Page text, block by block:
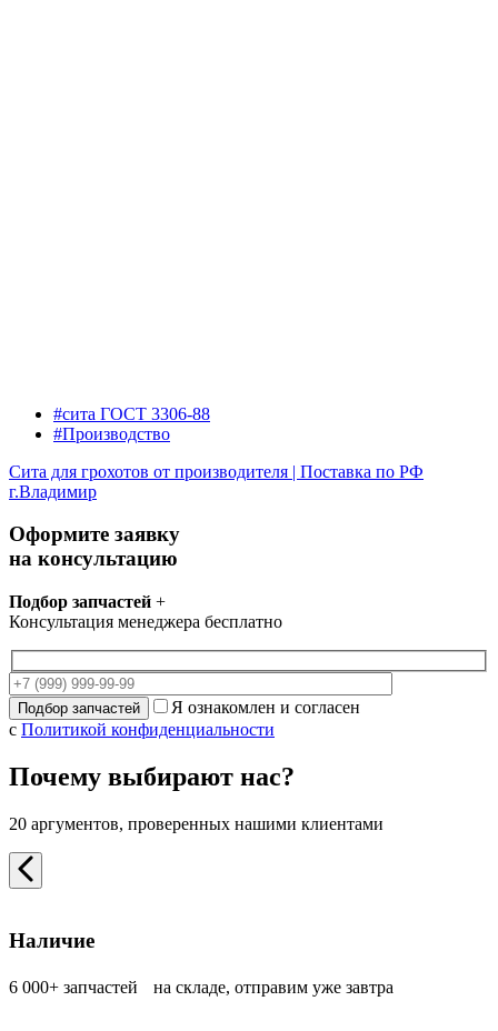
#сита ГОСТ 3306-88
#Производство
Сита для грохотов от производителя | Поставка по РФ
г.Владимир
Оформите заявку
на консультацию
Подбор запчастей +
Консультация менеджера бесплатно
Я ознакомлен и согласен
с Политикой конфиденциальности
Почему выбирают нас?
20 аргументов, проверенных нашими клиентами
Наличие
6 000+ запчастей на складе, отправим уже завтра